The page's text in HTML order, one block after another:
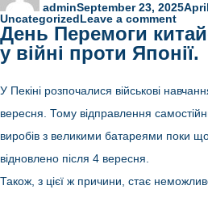
adminSeptember 23, 2025
UncategorizedLeave a commenton
День
КНР
День Перемоги
у війні проти Японії.
У Пекіні розпочалися військові
вересня. Тому відправлення
виробів з великими батареями поки
відновлено після 4 вересня.
Також, з цієї ж причини, стає